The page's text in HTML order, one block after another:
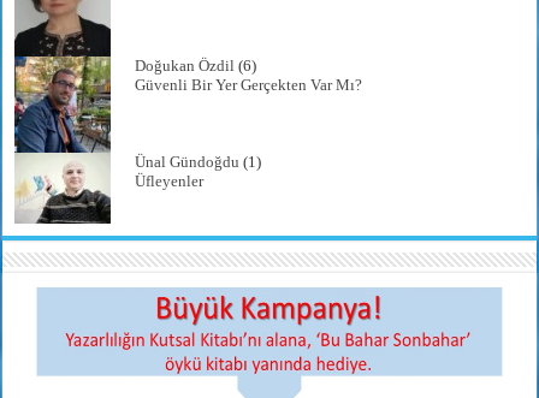
Doğukan Özdil (6)
Güvenli Bir Yer Gerçekten Var Mı?
Ünal Gündoğdu (1)
Üfleyenler